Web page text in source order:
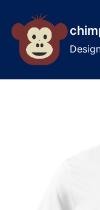
content